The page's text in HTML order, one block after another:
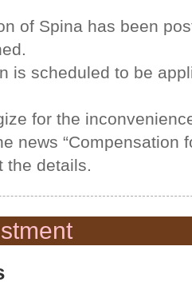
of Spina has been
is scheduled to be
for the
news “Compensation
the details.